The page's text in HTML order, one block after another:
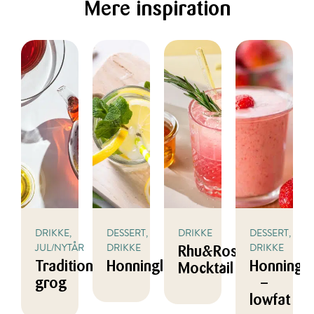
Mere inspiration
DRIKKE,
JUL/NYTÅR
Traditionel
grog
DESSERT,
DRIKKE
Honninglemonade
DRIKKE
Rhu&Rose
Mocktail
DESSERT,
DRIKKE
–
lowfat